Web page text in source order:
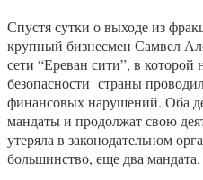
Спустя сутки о выходе из
крупный бизнесмен Самвел
сети “Ереван сити”, в
безопасности страны
финансовых нарушений. Оба
мандаты и продолжат свою
утеряла в законодательном
большинство, еще два мандата.